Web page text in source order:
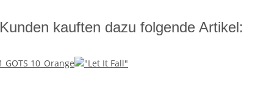
Kunden kauften dazu folgende Artikel: